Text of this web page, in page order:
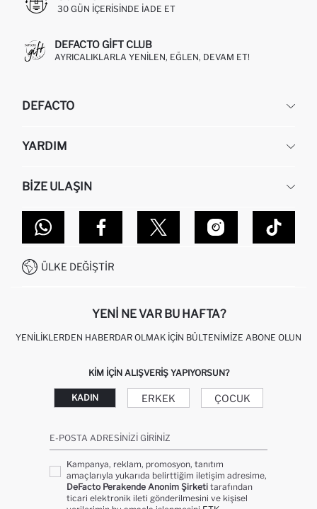
30 GÜN IÇERISINDE IADE ET
DEFACTO GIFT CLUB
AYRICALIKLARLA YENILEN, EĞLEN, DEVAM ET!
DEFACTO
HAKKIMIZDA
KURUMSAL SATIŞ
DEFACTO TEKNOLOJI
SITEMAP
YARDIM
SIPARIŞIMI NASIL TAKIP EDERIM?
NASIL İADE EDERIM?
GIFT CLUB SIKÇA SORULAN SORULAR
İŞLEM REHBERI
KAMPANYALAR
BIZE ULAŞIN
MAĞAZALARIMIZ
İLETIŞIM FORMU
0850 333 22 86
ÜLKE DEĞIŞTIR
YENI NE VAR BU HAFTA?
YENILIKLERDEN HABERDAR OLMAK İÇIN BÜLTENIMIZE ABONE OLUN
KIM IÇIN ALIŞVERIŞ YAPIYORSUN?
KADIN ERKEK ÇOCUK
E-POSTA ADRESINIZI GIRINIZ
Kampanya, reklam, promosyon, tanıtım
amaçlarıyla yukarıda belirttiğim iletişim adresime,
DeFacto Perakende Anonim Şirketi tarafından
ticari elektronik ileti gönderilmesini ve kişisel